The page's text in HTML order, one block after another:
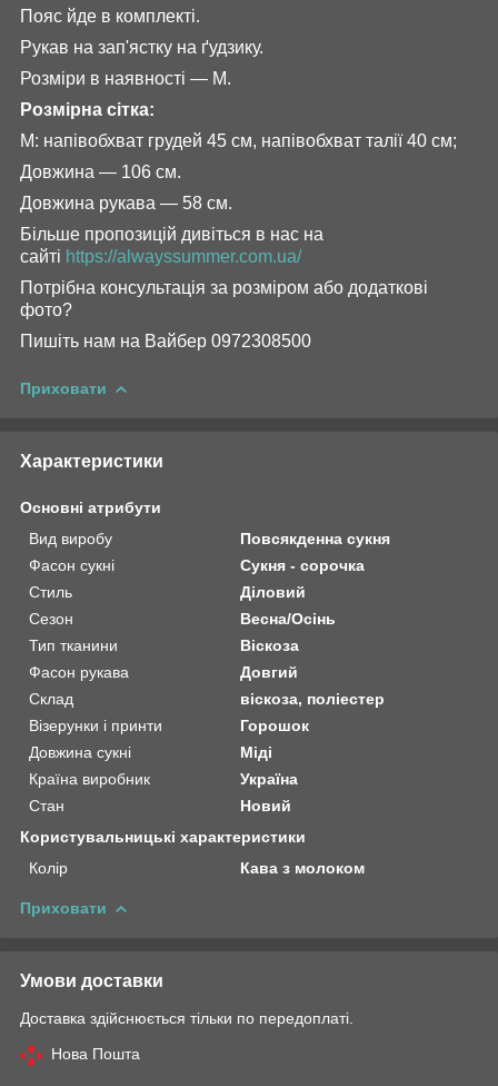
Пояс йде в комплекті.
Рукав на зап'ястку на ґудзику.
Розміри в наявності — М.
Розмірна сітка:
М: напівобхват грудей 45 см, напівобхват талії 40 см;
Довжина — 106 см.
Довжина рукава — 58 см.
Більше пропозицій дивіться в нас на
сайті https://alwayssummer.com.ua/
Потрібна консультація за розміром або додаткові
фото?
Пишіть нам на Вайбер 0972308500
Приховати
Характеристики
Основні атрибути
Вид виробу
Повсякденна сукня
Фасон сукні
Сукня - сорочка
Стиль
Діловий
Сезон
Весна/Осінь
Тип тканини
Віскоза
Фасон рукава
Довгий
Склад
віскоза, поліестер
Візерунки і принти
Горошок
Довжина сукні
Міді
Країна виробник
Україна
Стан
Новий
Користувальницькі характеристики
Колір
Кава з молоком
Приховати
Умови доставки
Доставка здійснюється тільки по передоплаті.
Нова Пошта